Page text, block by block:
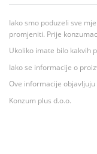
Iako smo poduzeli sve
promjeniti. Prije
Ukoliko imate bilo kakvih
Iako se informacije o
Ove informacije
Konzum plus d.o.o.